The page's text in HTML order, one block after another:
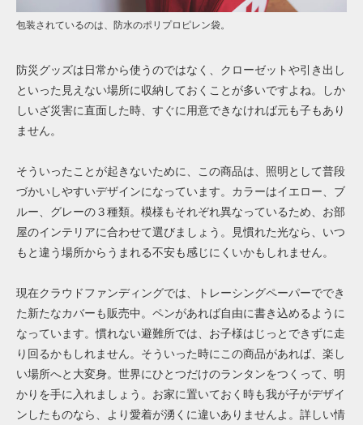
包装されているのは、防水のポリプロピレン袋。
防災グッズは日常から使うのではなく、クローゼットや引き出し
といった見えない場所に収納しておくことが多いですよね。しか
しいざ災害に直面した時、すぐに用意できなければ元も子もあり
ません。
そういったことが起きないために、この商品は、照明として普段
づかいしやすいデザインになっています。カラーはイエロー、ブ
ルー、グレーの３種類。模様もそれぞれ異なっているため、お部
屋のインテリアに合わせて選びましょう。見慣れた光なら、いつ
もと違う場所からうまれる不安も感じにくいかもしれません。
現在クラウドファンディングでは、トレーシングペーパーででき
た新たなカバーも販売中。ペンがあれば自由に書き込めるように
なっています。慣れない避難所では、お子様はじっとできずに走
り回るかもしれません。そういった時にこの商品があれば、楽し
い場所へと大変身。世界にひとつだけのランタンをつくって、明
かりを手に入れましょう。お家に置いておく時も我が子がデザイ
ンしたものなら、より愛着が湧くに違いありませんよ。詳しい情